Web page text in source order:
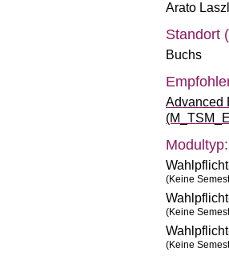
Arato
Standort
Buchs
Advanced
Modultyp:
(Keine
(Keine
(Keine